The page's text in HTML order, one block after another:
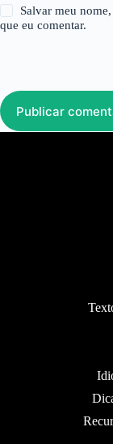
Salvar meu
que eu comentar.
Publicar